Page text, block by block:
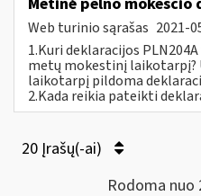
Web turinio sąrašas 2021-
1.Kuri deklaracijos
metų mokestinį laikotarpį?
laikotarpį pildoma
2.Kada reikia pateikti
20 Įrašų(-ai)
Rodoma nuo